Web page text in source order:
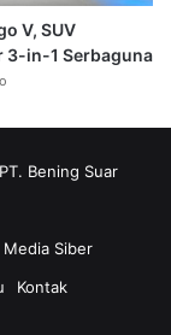
V, SUV
3-in-1 Serbaguna
Bening Suar
Media Siber
Kontak